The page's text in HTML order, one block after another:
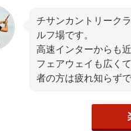
チサンカントリーク
ルフ場です。
高速インターからも
フェアウェイも広く
者の方は疲れ知らず